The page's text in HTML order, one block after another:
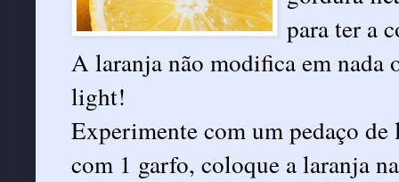
para ter a
A laranja não modifica em nada
light!
Experimente com um pedaço
com 1 garfo, coloque a laranja